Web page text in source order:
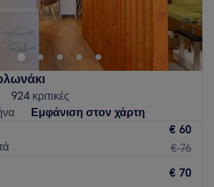
ένα σύγχρονο σαλόνι ονυχοπλαστικής
επαγγελματική περιποίηση των άκρων.
κομψές ροζ αποχρώσεις, πολυτελείς
πολυθρόνες και χρυσές λεπτομέρειες,
απόλυτα μοντέρνο και χαλαρωτικό
ειδικά διαμορφωμένους σταθμούς
αποτελεί τον ιδανικό
nail art και ολοκληρωμένη
924 κριτικές
Εμφάνιση στον χάρτη
€ 60
€ 76
€ 70